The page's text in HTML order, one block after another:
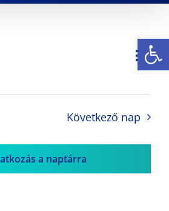
Nap
Következő nap
a naptárra